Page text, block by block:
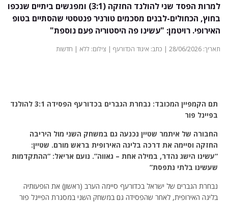
למרות הפסד שני להולנד החזקה (3:1) ומפגשים ביתיים שנכפו
בחוץ, הכחולים-לבנים מסכמים טורניר פנטסטי שהסתיים בטופ
האירופי. רויטמן: "עשינו פה היסטוריה פעם נוספת"
תאריך: 28/06/2026 | כתב: איגוד הכדורעף | צילום: ללא | חדשות
תם הקמפיין המכובד: נבחרת הגברים בכדורעף הפסידה 3:1 להולנד
בפיינל פור
החבורה של איתמר שטיין נכנעה גם במשחק השני מול היריבה
החזקה וסיימה את דרכה בליגה האירופית בראש מורם. שטיין:
“עשינו הישג נהדר, במילה אחת – גאווה”. נועם אריאל: “ההתקדמות
שעשינו בלתי נתפסת”
נבחרת הגברים של ישראל בכדורעף סיימה הערב (ראשון) את הופעותיה
בליגה האירופית, לאחר שהפסידה גם במשחק השני במסגרת הפיינל פור